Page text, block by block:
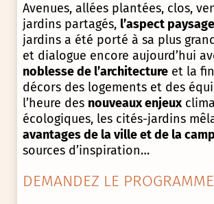
Avenues, allées plantées, clos,
jardins partagés, l’aspect
jardins a été porté à sa plus
et dialogue encore aujourd’hui
noblesse de l’architectureet la
décors des logements et des
l’heure des nouveaux enjeux
écologiques, les cités-jardins
avantages de la ville et de la
sources d’inspiration…
DEMANDEZ LE